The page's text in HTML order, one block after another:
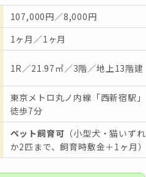
107,000円／8,000円
1ヶ月／1ヶ月
1R／21.97㎡／3階／地上13階建
東京メトロ丸ノ内線「西新宿駅」
徒歩7分
ペット飼育可 （小型犬・猫いずれ
か2匹まで、飼育時敷金＋1ヶ月）